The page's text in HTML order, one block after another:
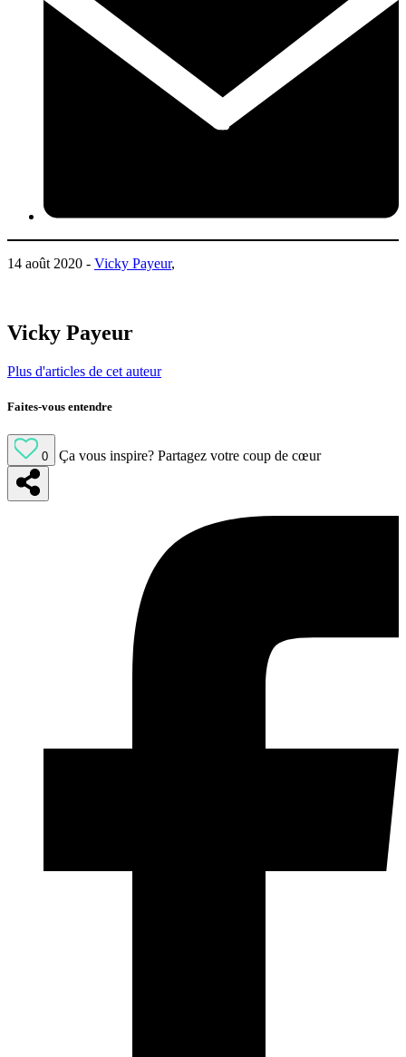
14 août 2020 - Vicky Payeur,
Vicky Payeur
Plus d'articles de cet auteur
Faites-vous entendre
0 Ça vous inspire? Partagez votre coup de cœur